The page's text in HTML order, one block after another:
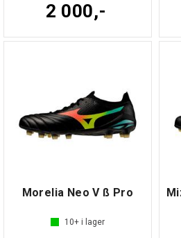
2 000,-
Morelia Neo V ß Pro
10+ i lager